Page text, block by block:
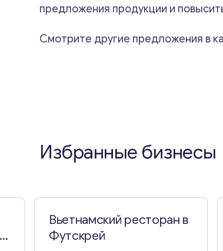
предложения продукции и
Смотрите другие предложения в
Избранные бизнесы
Вьетнамский ресторан в
Футскрей